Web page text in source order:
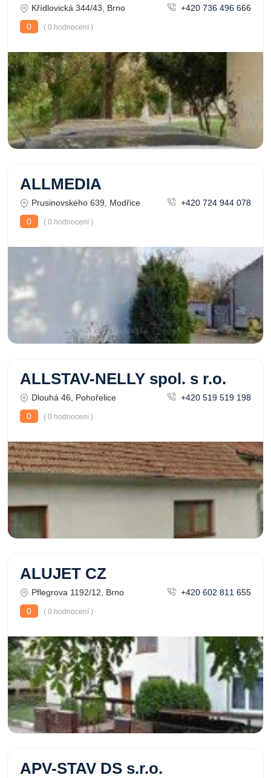
Křídlovická 344/43, Brno
+420 736 496 666
0
( 0 hodnocení )
ALLMEDIA
Prusinovského 639, Modřice
+420 724 944 078
0
( 0 hodnocení )
ALLSTAV-NELLY spol. s r.o.
Dlouhá 46, Pohořelice
+420 519 519 198
0
( 0 hodnocení )
ALUJET CZ
Pflegrova 1192/12, Brno
+420 602 811 655
0
( 0 hodnocení )
APV-STAV DS s.r.o.